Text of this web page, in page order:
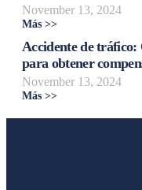
November 13, 2024
Más >>
Accidente de tráfico:
para obtener
November 13, 2024
Más >>